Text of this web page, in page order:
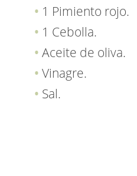
1 Pimiento rojo.
1 Cebolla.
Aceite de oliva.
Vinagre.
Sal.